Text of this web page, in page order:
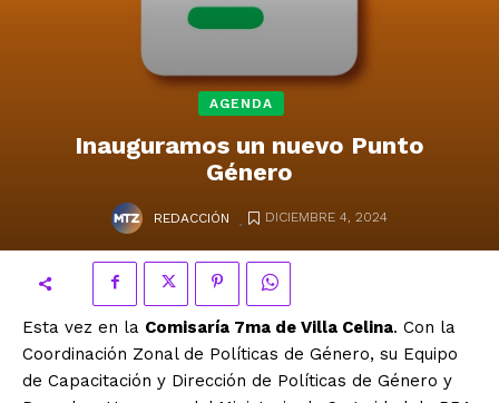
AGENDA
Inauguramos un nuevo Punto
Género
REDACCIÓN . DICIEMBRE 4, 2024
Esta vez en la Comisaría 7ma de Villa Celina. Con la
Coordinación Zonal de Políticas de Género, su Equipo
de Capacitación y Dirección de Políticas de Género y